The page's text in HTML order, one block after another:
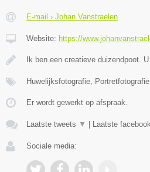
E-mail › Johan Vanstraelen
Website: https://
Ik ben een creatieve duizendpoot.
Huwelijksfotografie,
Er wordt gewerkt op afspraak.
Laatste tweets ▼ Laatste
Sociale media: